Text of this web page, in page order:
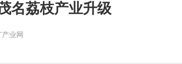
名荔枝产业升级
产业网